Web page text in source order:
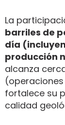
La
barriles de
día
producción
alcanza
(operaciones
fortalece su
calidad